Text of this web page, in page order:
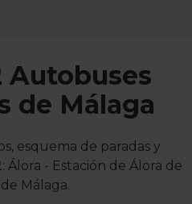
Autobuses
de Málaga
esquema de paradas y
Álora - Estación de Álora de
Málaga.